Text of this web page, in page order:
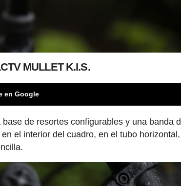
MULLET K.I.S.
en Google
de resortes configurables y una banda
el interior del cuadro, en el tubo horizontal,